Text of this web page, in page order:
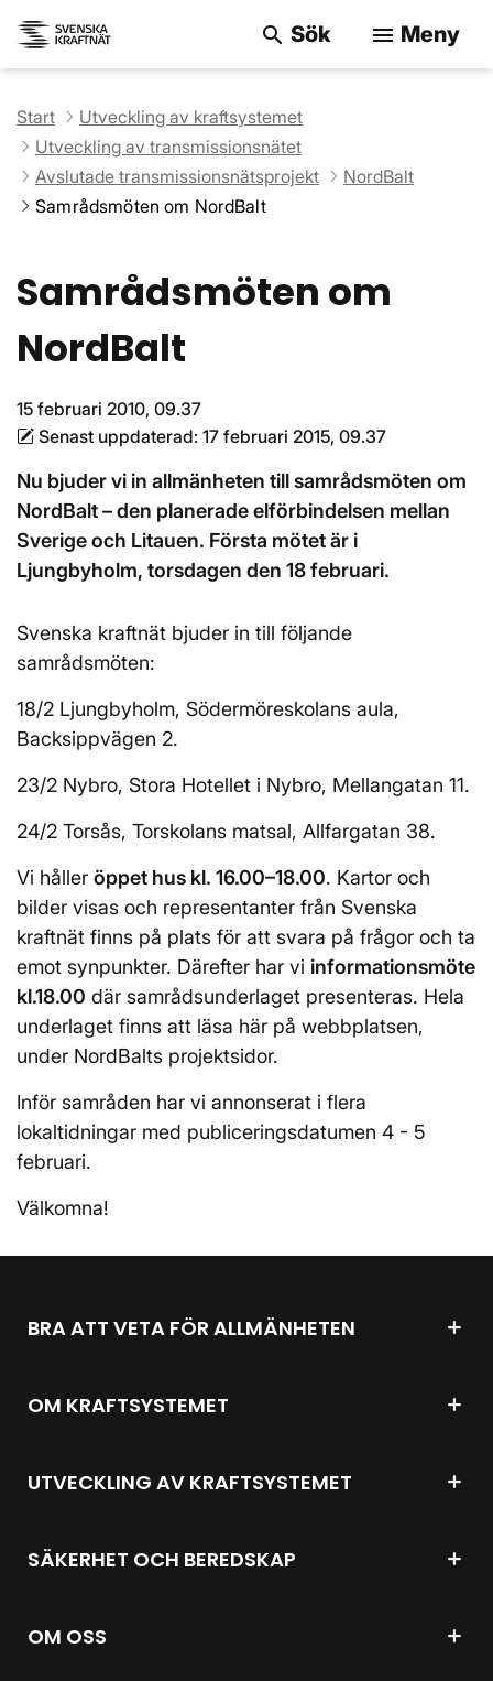
search Sök menu Meny
Start
Utveckling av kraftsystemet
Utveckling av transmissionsnätet
Avslutade transmissionsnätsprojekt
NordBalt
Samrådsmöten om NordBalt
Samrådsmöten om
NordBalt
15 februari 2010, 09.37
Senast uppdaterad: 17 februari 2015, 09.37
Nu bjuder vi in allmänheten till samrådsmöten om
NordBalt – den planerade elförbindelsen mellan
Sverige och Litauen. Första mötet är i
Ljungbyholm, torsdagen den 18 februari.
Svenska kraftnät bjuder in till följande
samrådsmöten:
18/2 Ljungbyholm, Södermöreskolans aula,
Backsippvägen 2.
23/2 Nybro, Stora Hotellet i Nybro, Mellangatan 11.
24/2 Torsås, Torskolans matsal, Allfargatan 38.
Vi håller öppet hus kl. 16.00–18.00. Kartor och
bilder visas och representanter från Svenska
kraftnät finns på plats för att svara på frågor och ta
emot synpunkter. Därefter har vi informationsmöte
kl.18.00 där samrådsunderlaget presenteras. Hela
underlaget finns att läsa här på webbplatsen,
under NordBalts projektsidor.
Inför samråden har vi annonserat i flera
lokaltidningar med publiceringsdatumen 4 - 5
februari.
Välkomna!
BRA ATT VETA FÖR ALLMÄNHETEN
OM KRAFTSYSTEMET
UTVECKLING AV KRAFTSYSTEMET
SÄKERHET OCH BEREDSKAP
OM OSS